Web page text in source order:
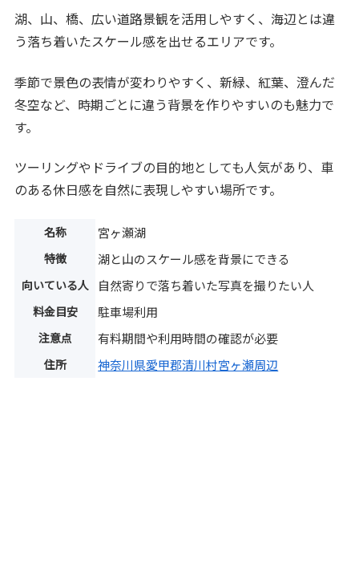
湖、山、橋、広い道路景観を活用しやすく、海辺とは違
う落ち着いたスケール感を出せるエリアです。
季節で景色の表情が変わりやすく、新緑、紅葉、澄んだ
冬空など、時期ごとに違う背景を作りやすいのも魅力で
す。
ツーリングやドライブの目的地としても人気があり、車
のある休日感を自然に表現しやすい場所です。
名称 宮ヶ瀬湖
特徴 湖と山のスケール感を背景にできる
向いている人 自然寄りで落ち着いた写真を撮りたい人
料金目安 駐車場利用
注意点 有料期間や利用時間の確認が必要
住所 神奈川県愛甲郡清川村宮ヶ瀬周辺